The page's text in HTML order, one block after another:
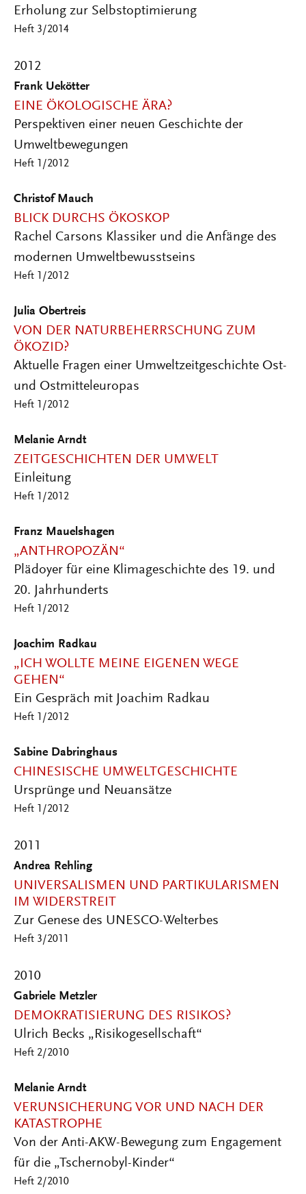
Erholung zur Selbstoptimierung
Heft 3/2014
2012
Frank Uekötter
EINE ÖKOLOGISCHE ÄRA?
Perspektiven einer neuen Geschichte der
Umweltbewegungen
Heft 1/2012
Christof Mauch
BLICK DURCHS ÖKOSKOP
Rachel Carsons Klassiker und die Anfänge des
modernen Umweltbewusstseins
Heft 1/2012
Julia Obertreis
VON DER NATURBEHERRSCHUNG ZUM
ÖKOZID?
Aktuelle Fragen einer Umweltzeitgeschichte Ost-
und Ostmitteleuropas
Heft 1/2012
Melanie Arndt
ZEITGESCHICHTEN DER UMWELT
Einleitung
Heft 1/2012
Franz Mauelshagen
„ANTHROPOZÄN“
Plädoyer für eine Klimageschichte des 19. und
20. Jahrhunderts
Heft 1/2012
Joachim Radkau
„ICH WOLLTE MEINE EIGENEN WEGE
GEHEN“
Ein Gespräch mit Joachim Radkau
Heft 1/2012
Sabine Dabringhaus
CHINESISCHE UMWELTGESCHICHTE
Ursprünge und Neuansätze
Heft 1/2012
2011
Andrea Rehling
UNIVERSALISMEN UND PARTIKULARISMEN
IM WIDERSTREIT
Zur Genese des UNESCO-Welterbes
Heft 3/2011
2010
Gabriele Metzler
DEMOKRATISIERUNG DES RISIKOS?
Ulrich Becks „Risikogesellschaft“
Heft 2/2010
Melanie Arndt
VERUNSICHERUNG VOR UND NACH DER
KATASTROPHE
Von der Anti-AKW-Bewegung zum Engagement
für die „Tschernobyl-Kinder“
Heft 2/2010